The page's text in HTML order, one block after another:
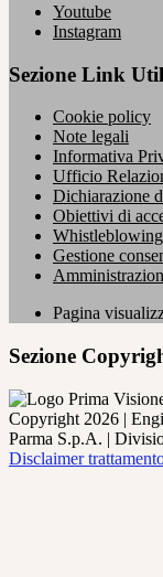
Youtube
Instagram
Sezione Link
Cookie policy
Note legali
Informativa
Ufficio
Dichiarazione
Obiettivi di
Whistleblowing
Gestione
Pagina
Sezione
Copyright 2026 |
Parma S.p.A. |
Disclaimer